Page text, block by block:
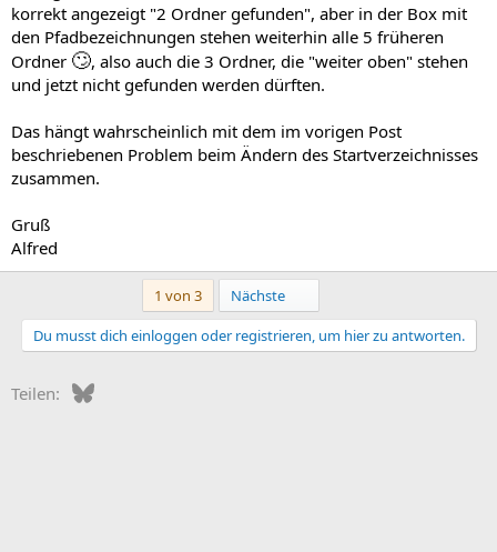
korrekt angezeigt "2 Ordner gefunden", aber in der Box mit
den Pfadbezeichnungen stehen weiterhin alle 5 früheren
Ordner 🙄, also auch die 3 Ordner, die "weiter oben" stehen
und jetzt nicht gefunden werden dürften.
Das hängt wahrscheinlich mit dem im vorigen Post
beschriebenen Problem beim Ändern des Startverzeichnisses
zusammen.
Gruß
Alfred
1 von 3 Nächste
Du musst dich einloggen oder registrieren, um hier zu antworten.
Teilen: Bluesky